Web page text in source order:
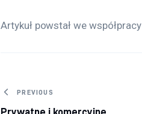
Artykuł powstał we
Nawigacja wpisu
PREVIOUS